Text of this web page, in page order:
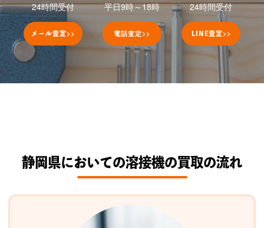
24時間受付
メール査定>>
平日9時～18時
電話査定>>
24時間受付
LINE査定>>
静岡県においての溶接機の買取の流れ